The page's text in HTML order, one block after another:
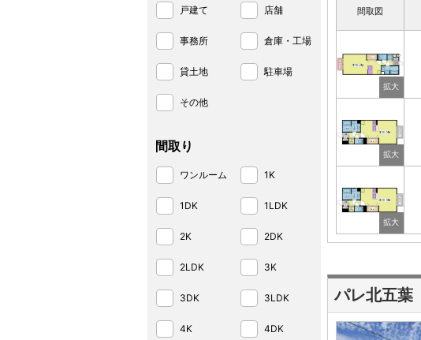
間取図
パレ北五葉
戸建て 店舗
事務所 倉庫・工場
貸土地 駐車場
その他
間取り
ワンルーム 1K
1DK 1LDK
2K 2DK
2LDK 3K
3DK 3LDK
4K 4DK